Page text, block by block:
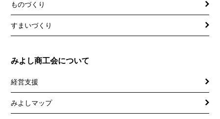
ものづくり
すまいづくり
みよし商工会について
経営支援
講習会
みよしマップ